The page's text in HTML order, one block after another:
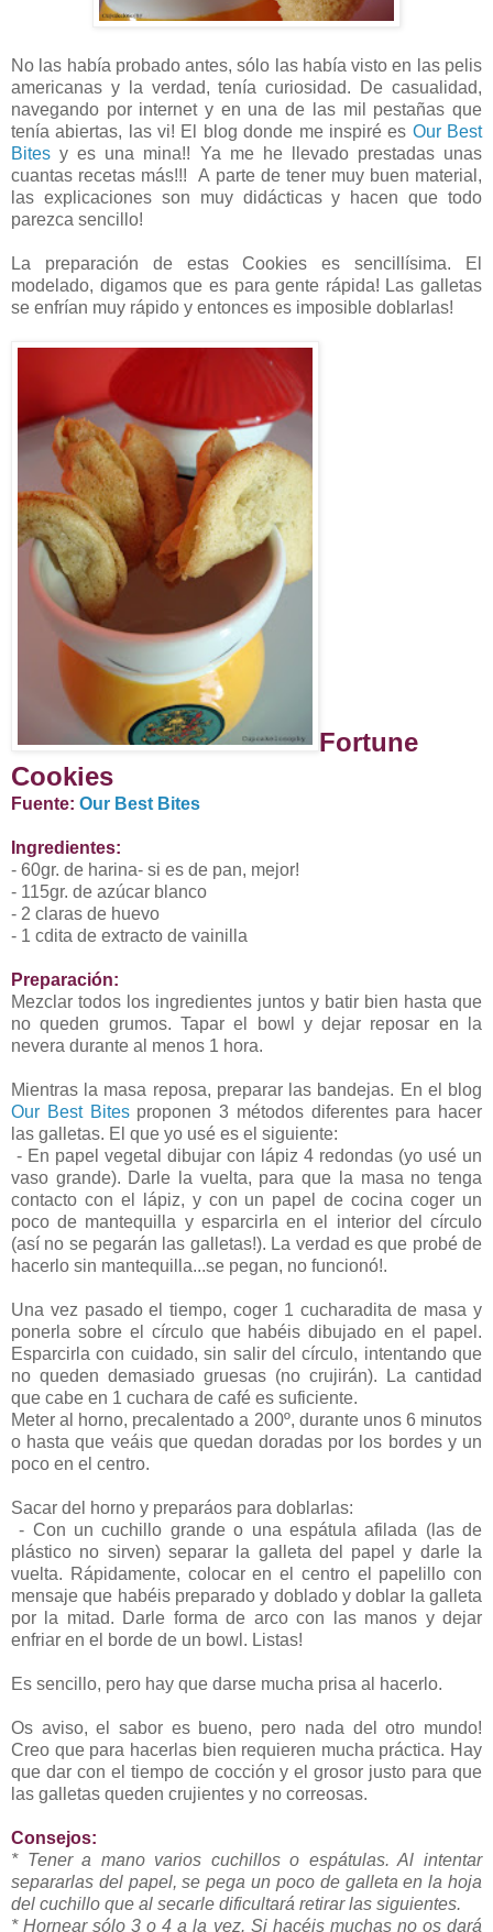
No las había probado antes, sólo las había visto en las pelis
americanas y la verdad, tenía curiosidad. De casualidad,
navegando por internet y en una de las mil pestañas que
tenía abiertas, las vi! El blog donde me inspiré es Our Best
Bites y es una mina!! Ya me he llevado prestadas unas
cuantas recetas más!!! A parte de tener muy buen material,
las explicaciones son muy didácticas y hacen que todo
parezca sencillo!
La preparación de estas Cookies es sencillísima. El
modelado, digamos que es para gente rápida! Las galletas
se enfrían muy rápido y entonces es imposible doblarlas!
Fortune
Cookies
Fuente: Our Best Bites
Ingredientes:
- 60gr. de harina- si es de pan, mejor!
- 115gr. de azúcar blanco
- 2 claras de huevo
- 1 cdita de extracto de vainilla
Preparación:
Mezclar todos los ingredientes juntos y batir bien hasta que
no queden grumos. Tapar el bowl y dejar reposar en la
nevera durante al menos 1 hora.
Mientras la masa reposa, preparar las bandejas. En el blog
Our Best Bitesproponen 3 métodos diferentes para hacer
las galletas. El que yo usé es el siguiente:
- En papel vegetal dibujar con lápiz 4 redondas (yo usé un
vaso grande). Darle la vuelta, para que la masa no tenga
contacto con el lápiz, y con un papel de cocina coger un
poco de mantequilla y esparcirla en el interior del círculo
(así no se pegarán las galletas!). La verdad es que probé de
hacerlo sin mantequilla...se pegan, no funcionó!.
Una vez pasado el tiempo, coger 1 cucharadita de masa y
ponerla sobre el círculo que habéis dibujado en el papel.
Esparcirla con cuidado, sin salir del círculo, intentando que
no queden demasiado gruesas (no crujirán). La cantidad
que cabe en 1 cuchara de café es suficiente.
Meter al horno, precalentado a 200º, durante unos 6 minutos
o hasta que veáis que quedan doradas por los bordes y un
poco en el centro.
Sacar del horno y preparáos para doblarlas:
- Con un cuchillo grande o una espátula afilada (las de
plástico no sirven) separar la galleta del papel y darle la
vuelta. Rápidamente, colocar en el centro el papelillo con
mensaje que habéis preparado y doblado y doblar la galleta
por la mitad. Darle forma de arco con las manos y dejar
enfriar en el borde de un bowl. Listas!
Es sencillo, pero hay que darse mucha prisa al hacerlo.
Os aviso, el sabor es bueno, pero nada del otro mundo!
Creo que para hacerlas bien requieren mucha práctica. Hay
que dar con el tiempo de cocción y el grosor justo para que
las galletas queden crujientes y no correosas.
Consejos:
* Tener a mano varios cuchillos o espátulas. Al intentar
separarlas del papel, se pega un poco de galleta en la hoja
del cuchillo que al secarle dificultará retirar las siguientes.
* Hornear sólo 3 o 4 a la vez. Si hacéis muchas no os dará